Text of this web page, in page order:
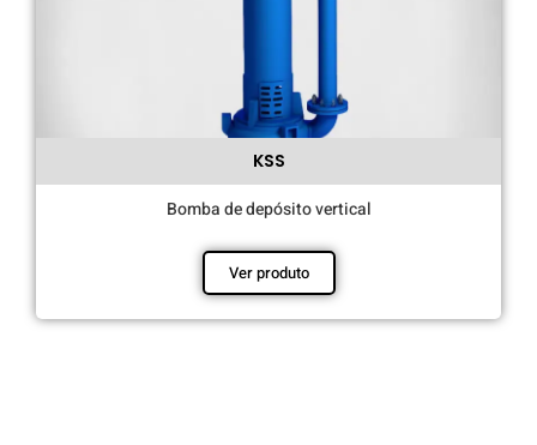
KSS
Bomba de depósito vertical
Ver produto